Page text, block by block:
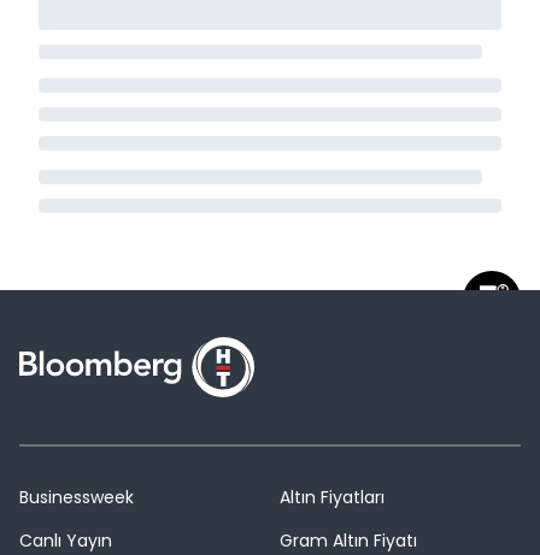
Businessweek
Canlı Yayın
Altın Fiyatları
Gram Altın Fiyatı